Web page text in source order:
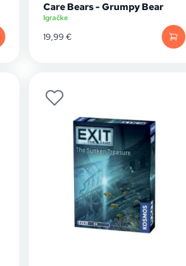
Care Bears - Grumpy Bear
Igračke
19,99 €